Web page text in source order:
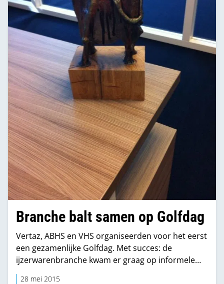
Branche balt samen op Golfdag
Vertaz, ABHS en VHS organiseerden voor het eerst
een gezamenlijke Golfdag. Met succes: de
ijzerwarenbranche kwam er graag op informele
wijze samen.
28 mei 2015